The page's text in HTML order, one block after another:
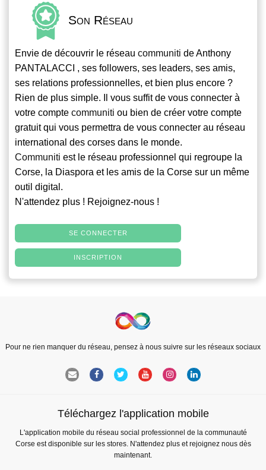
Son Réseau
Envie de découvrir le réseau communiti de Anthony
PANTALACCI , ses followers, ses leaders, ses amis,
ses relations professionnelles, et bien plus encore ?
Rien de plus simple. Il vous suffit de vous connecter à
votre compte communiti ou bien de créer votre compte
gratuit qui vous permettra de vous connecter au réseau
international des corses dans le monde.
Communiti est le réseau professionnel qui regroupe la
Corse, la Diaspora et les amis de la Corse sur un même
outil digital.
N'attendez plus ! Rejoignez-nous !
SE CONNECTER
INSCRIPTION
Pour ne rien manquer du réseau, pensez à nous suivre sur les réseaux sociaux
Téléchargez l'application mobile
L'application mobile du réseau social professionnel de la communauté
Corse est disponible sur les stores. N'attendez plus et rejoignez nous dès
maintenant.